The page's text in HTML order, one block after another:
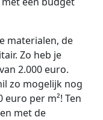
materialen, de
Zo heb je
2.000 euro.
zo mogelijk nog
per m²! Ten
met de